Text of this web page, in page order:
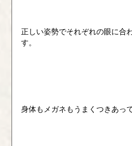
正しい姿勢でそれぞれの眼に合
す。
身体もメガネもうまくつきあっ